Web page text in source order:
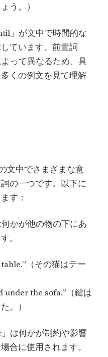
う。）
」が文中で時間的な
ています。前置詞
って異なるため、具
くの例文を見て理解
文中でさまざまな意
の一つです。以下に
す：
かが他の物の下にあ
。
（その猫はテー
under the sofa.”（鍵は
。）
は何かが制約や影響
合に使用されます。